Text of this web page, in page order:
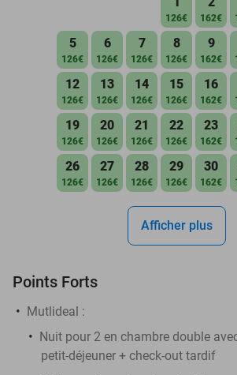
126€ 162€
5
126€
6
126€
7
126€
8
126€
9
162€
12
126€
13
126€
14
126€
15
126€
16
162€
19
126€
20
126€
21
126€
22
126€
23
162€
26
126€
27
126€
28
126€
29
126€
30
162€
Afficher plus
Points Forts
Mutlideal :
Nuit pour 2 en chambre double
petit-déjeuner + check-out tardif